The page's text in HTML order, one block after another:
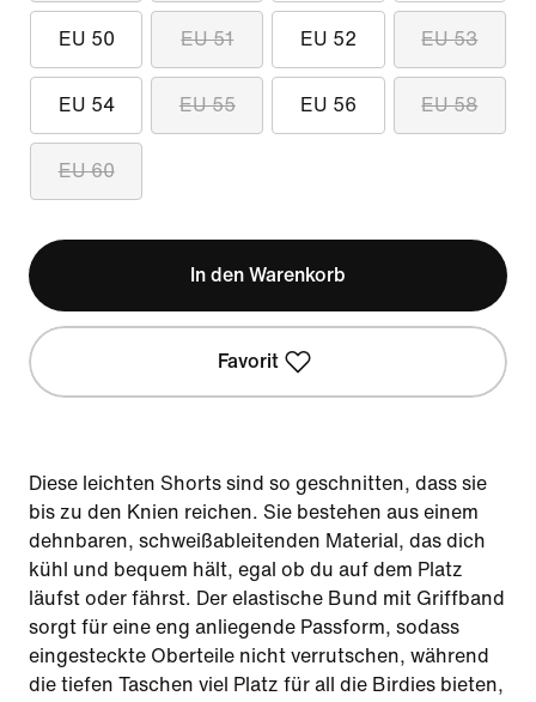
EU 50 EU 51 EU 52 EU 53
EU 54 EU 55 EU 56 EU 58
EU 60
In den Warenkorb
Favorit
Diese leichten Shorts sind so geschnitten, dass sie
bis zu den Knien reichen. Sie bestehen aus einem
dehnbaren, schweißableitenden Material, das dich
kühl und bequem hält, egal ob du auf dem Platz
läufst oder fährst. Der elastische Bund mit Griffband
sorgt für eine eng anliegende Passform, sodass
eingesteckte Oberteile nicht verrutschen, während
die tiefen Taschen viel Platz für all die Birdies bieten,